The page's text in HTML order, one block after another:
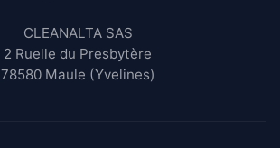
CLEANALTA SAS
2 Ruelle du Presbytère
78580 Maule (Yvelines)